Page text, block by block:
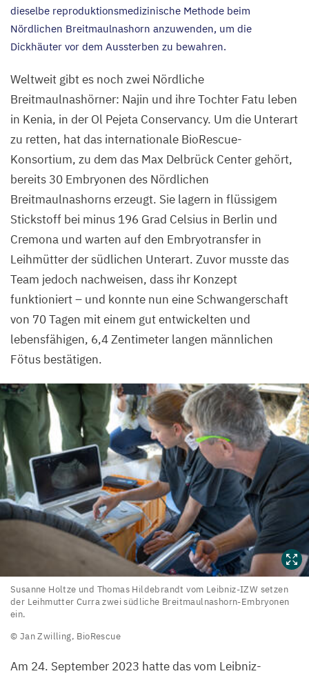
dieselbe reproduktionsmedizinische Methode beim
Nördlichen Breitmaulnashorn anzuwenden, um die
Dickhäuter vor dem Aussterben zu bewahren.
Weltweit gibt es noch zwei Nördliche
Breitmaulnashörner: Najin und ihre Tochter Fatu leben
in Kenia, in der Ol Pejeta Conservancy. Um die Unterart
zu retten, hat das internationale BioRescue-
Konsortium, zu dem das Max Delbrück Center gehört,
bereits 30 Embryonen des Nördlichen
Breitmaulnashorns erzeugt. Sie lagern in flüssigem
Stickstoff bei minus 196 Grad Celsius in Berlin und
Cremona und warten auf den Embryotransfer in
Leihmütter der südlichen Unterart. Zuvor musste das
Team jedoch nachweisen, dass ihr Konzept
funktioniert – und konnte nun eine Schwangerschaft
von 70Tagen mit einem gut entwickelten und
lebensfähigen, 6,4Zentimeter langen männlichen
Fötus bestätigen.
Susanne
Holtze
Hildebrandt
Susanne Holtze und Thomas Hildebrandt vom Leibniz-IZW setzen
der Leihmutter Curra zwei südliche Breitmaulnashorn-Embryonen
ein.
© Jan Zwilling, BioRescue
Am 24. September 2023 hatte das vom Leibniz-